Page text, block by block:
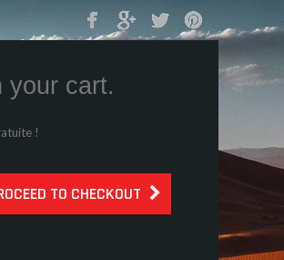
your cart.
!
TO CHECKOUT